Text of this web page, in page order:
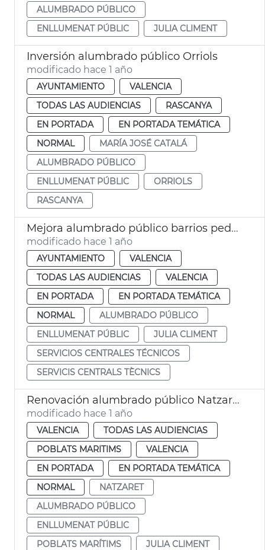
ALUMBRADO PÚBLICO
ENLLUMENAT PÚBLIC
JULIA CLIMENT
Inversión alumbrado público Orriols
modificado hace 1 año
AYUNTAMIENTO
VALENCIA
TODAS LAS AUDIENCIAS
RASCANYA
EN PORTADA
EN PORTADA TEMÁTICA
NORMAL
MARÍA JOSÉ CATALÁ
ALUMBRADO PÚBLICO
ENLLUMENAT PÚBLIC
ORRIOLS
RASCANYA
Mejora alumbrado público barrios pedanías València
modificado hace 1 año
AYUNTAMIENTO
VALENCIA
TODAS LAS AUDIENCIAS
VALENCIA
EN PORTADA
EN PORTADA TEMÁTICA
NORMAL
ALUMBRADO PÚBLICO
ENLLUMENAT PÚBLIC
JULIA CLIMENT
SERVICIOS CENTRALES TÉCNICOS
SERVICIS CENTRALS TÈCNICS
Renovación alumbrado público Natzaret
modificado hace 1 año
VALENCIA
TODAS LAS AUDIENCIAS
POBLATS MARITIMS
VALENCIA
EN PORTADA
EN PORTADA TEMÁTICA
NORMAL
NATZARET
ALUMBRADO PÚBLICO
ENLLUMENAT PÚBLIC
POBLATS MARÍTIMS
JULIA CLIMENT